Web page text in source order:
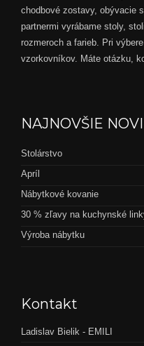
chodbové zostavy, obývacie
partnermi vyrábame stoly,
rozmeroch a farieb. Pri
vzorkovníkov. Máte otázku,
NAJNOVŠIE
Stolárstvo
Apríl
Nábytkové kovanie
30 % zľavy na kuchynské
Výroba nábytku
Kontakt
Ladislav Bielik - EMILI